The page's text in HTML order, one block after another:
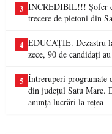
3 INCREDIBIL!!! Șofer
trecere de pietoni din
4 EDUCAȚIE. Dezastru
zece, 90 de candidați
5 Întreruperi programate
din județul Satu Mare.
anunță lucrări la rețea